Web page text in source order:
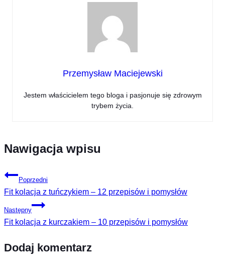
Przemysław Maciejewski
Jestem właścicielem tego bloga i pasjonuje się zdrowym
trybem życia.
Nawigacja wpisu
Poprzedni
Fit kolacja z tuńczykiem – 12 przepisów i pomysłów
Następny
Fit kolacja z kurczakiem – 10 przepisów i pomysłów
Dodaj komentarz